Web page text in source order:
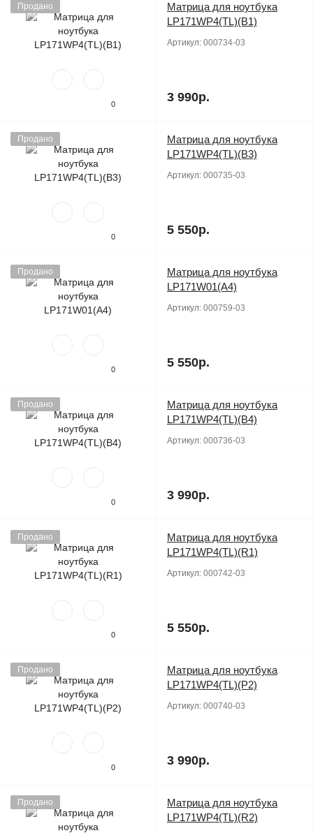
Продано
0
Матрица для ноутбука
LP171WP4(TL)(B1)
Артикул: 000734-03
3 990р.
Продано
0
Матрица для ноутбука
LP171WP4(TL)(B3)
Артикул: 000735-03
5 550р.
Продано
0
Матрица для ноутбука
LP171W01(A4)
Артикул: 000759-03
5 550р.
Продано
0
Матрица для ноутбука
LP171WP4(TL)(B4)
Артикул: 000736-03
3 990р.
Продано
0
Матрица для ноутбука
LP171WP4(TL)(R1)
Артикул: 000742-03
5 550р.
Продано
0
Матрица для ноутбука
LP171WP4(TL)(P2)
Артикул: 000740-03
3 990р.
Продано
Матрица для ноутбука
LP171WP4(TL)(R2)